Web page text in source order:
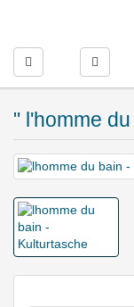
Toggle navigation
" l'homme